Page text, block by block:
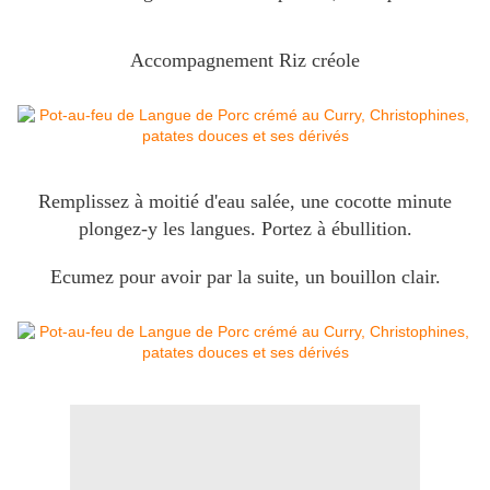
Accompagnement Riz créole
Remplissez à moitié d'eau salée, une cocotte minute
plongez-y les langues. Portez à ébullition.
Ecumez pour avoir par la suite, un bouillon clair.